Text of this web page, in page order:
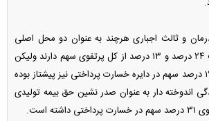
و ثالث اجباری هرچند به عنوان دو محل اصلی
تولید حق بیمه به ترتیب ۲۴ درصد و ۱۳ درصد از کل پرتفوی سهم دارند ولیکن
در مقابل با ۲۶ درصد و ۱۹ درصد سهم در دایره خسارت پرداختی نیز پیشتاز بوده
اندوخته دار به عنوان صدر نشین حق بیمه تولیدی